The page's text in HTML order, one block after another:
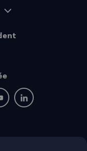
nous sur Twitter
: rejoignez-nous sur
fenêtre : rejoignez-nous
fenêtre :
Nouvelle fenêtre :